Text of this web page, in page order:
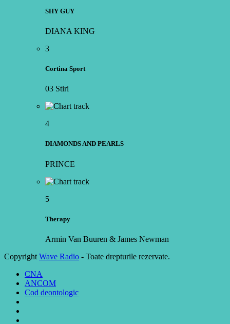
SHY GUY
DIANA KING
3
Cortina Sport
03 Stiri
4
DIAMONDS AND PEARLS
PRINCE
5
Therapy
Armin Van Buuren & James Newman
Copyright Wave Radio - Toate drepturile rezervate.
CNA
ANCOM
Cod deontologic